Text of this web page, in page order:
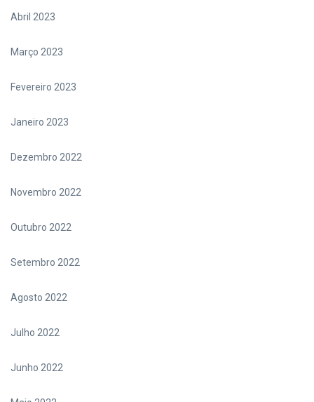
Abril 2023
Março 2023
Fevereiro 2023
Janeiro 2023
Dezembro 2022
Novembro 2022
Outubro 2022
Setembro 2022
Agosto 2022
Julho 2022
Junho 2022